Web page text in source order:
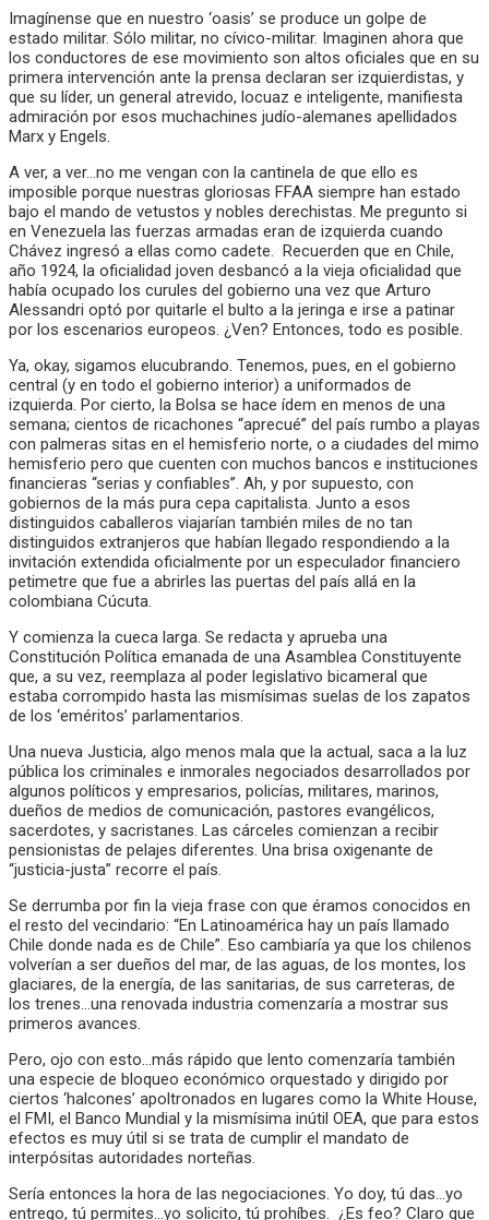
Imagínense que en nuestro ‘oasis’ se produce un golpe de
estado militar. Sólo militar, no cívico-militar. Imaginen ahora que
los conductores de ese movimiento son altos oficiales que en su
primera intervención ante la prensa declaran ser izquierdistas, y
que su líder, un general atrevido, locuaz e inteligente, manifiesta
admiración por esos muchachines judío-alemanes apellidados
Marx y Engels.
A ver, a ver…no me vengan con la cantinela de que ello es
imposible porque nuestras gloriosas FFAA siempre han estado
bajo el mando de vetustos y nobles derechistas. Me pregunto si
en Venezuela las fuerzas armadas eran de izquierda cuando
Chávez ingresó a ellas como cadete. Recuerden que en Chile,
año 1924, la oficialidad joven desbancó a la vieja oficialidad que
había ocupado los curules del gobierno una vez que Arturo
Alessandri optó por quitarle el bulto a la jeringa e irse a patinar
por los escenarios europeos. ¿Ven? Entonces, todo es posible.
Ya, okay, sigamos elucubrando. Tenemos, pues, en el gobierno
central (y en todo el gobierno interior) a uniformados de
izquierda. Por cierto, la Bolsa se hace ídem en menos de una
semana; cientos de ricachones “aprecué” del país rumbo a playas
con palmeras sitas en el hemisferio norte, o a ciudades del mimo
hemisferio pero que cuenten con muchos bancos e instituciones
financieras “serias y confiables”. Ah, y por supuesto, con
gobiernos de la más pura cepa capitalista. Junto a esos
distinguidos caballeros viajarían también miles de no tan
distinguidos extranjeros que habían llegado respondiendo a la
invitación extendida oficialmente por un especulador financiero
petimetre que fue a abrirles las puertas del país allá en la
colombiana Cúcuta.
Y comienza la cueca larga. Se redacta y aprueba una
Constitución Política emanada de una Asamblea Constituyente
que, a su vez, reemplaza al poder legislativo bicameral que
estaba corrompido hasta las mismísimas suelas de los zapatos
de los ‘eméritos’ parlamentarios.
Una nueva Justicia, algo menos mala que la actual, saca a la luz
pública los criminales e inmorales negociados desarrollados por
algunos políticos y empresarios, policías, militares, marinos,
dueños de medios de comunicación, pastores evangélicos,
sacerdotes, y sacristanes. Las cárceles comienzan a recibir
pensionistas de pelajes diferentes. Una brisa oxigenante de
“justicia-justa” recorre el país.
Se derrumba por fin la vieja frase con que éramos conocidos en
el resto del vecindario: “En Latinoamérica hay un país llamado
Chile donde nada es de Chile”. Eso cambiaría ya que los chilenos
volverían a ser dueños del mar, de las aguas, de los montes, los
glaciares, de la energía, de las sanitarias, de sus carreteras, de
los trenes…una renovada industria comenzaría a mostrar sus
primeros avances.
Pero, ojo con esto…más rápido que lento comenzaría también
una especie de bloqueo económico orquestado y dirigido por
ciertos ‘halcones’ apoltronados en lugares como la White House,
el FMI, el Banco Mundial y la mismísima inútil OEA, que para estos
efectos es muy útil si se trata de cumplir el mandato de
interpósitas autoridades norteñas.
Sería entonces la hora de las negociaciones. Yo doy, tú das…yo
entrego, tú permites…yo solicito, tú prohíbes. ¿Es feo? Claro que